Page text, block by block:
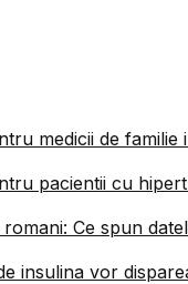
medicii de familie
pacientii cu
Ce spun
insulina vor